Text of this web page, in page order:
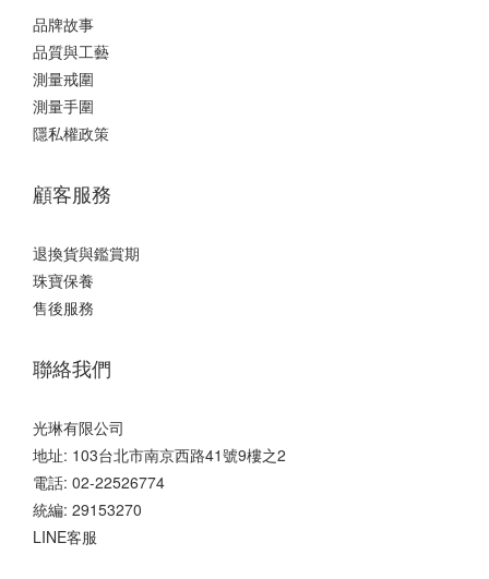
品牌故事
品質與工藝
測量戒圍
測量手圍
隱私權政策
顧客服務
退換貨與鑑賞期
珠寶保養
售後服務
聯絡我們
光琳有限公司
地址: 103台北市南京西路41號9樓之2
電話: 02-22526774
統編: 29153270
LINE客服